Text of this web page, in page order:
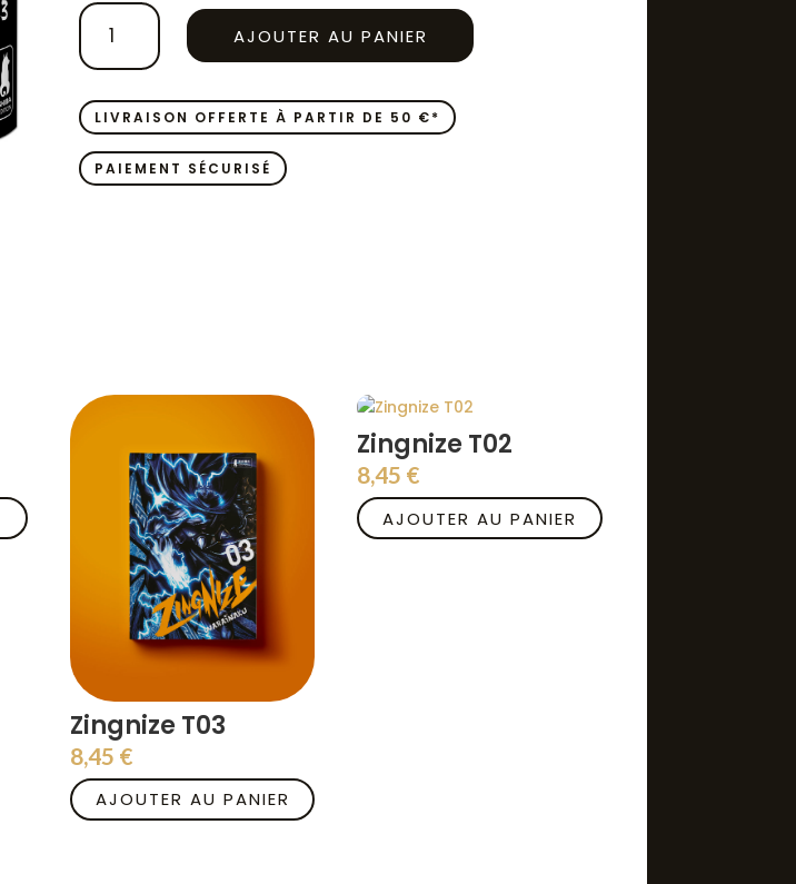
QUANTITÉ
ZINGNIZE
DÉCOUVERTE
2
+
AJOUTER AU PANIER
LIVRAISON OFFERTE À PARTIR DE 50 €*
PAIEMENT SÉCURISÉ
Zingnize T03
8,45 €
AJOUTER AU PANIER
Zingnize T02
8,45 €
AJOUTER AU PANIER